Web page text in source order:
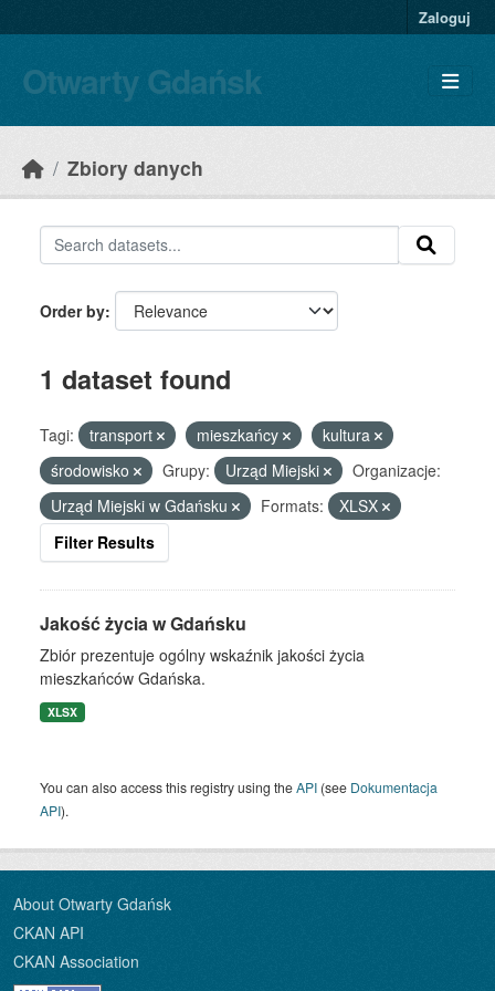
Zaloguj
Otwarty Gdańsk
Zbiory danych
Order by
1 dataset found
Tagi: transport mieszkańcy
kultura
środowisko
Grupy: Urząd Miejski
Organizacje:
Urząd Miejski w Gdańsku
Formats:
XLSX
Filter Results
Jakość życia w Gdańsku
Zbiór prezentuje ogólny wskaźnik jakości życia
mieszkańców Gdańska.
XLSX
You can also access this registry using theAPI (see Dokumentacja
API).
About Otwarty Gdańsk
CKAN API
CKAN Association